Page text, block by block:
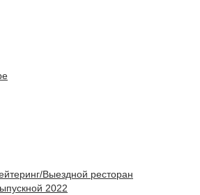
Выездной ресторан
2022